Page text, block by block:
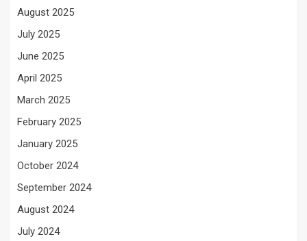
August 2025
July 2025
June 2025
April 2025
March 2025
February 2025
January 2025
October 2024
September 2024
August 2024
July 2024